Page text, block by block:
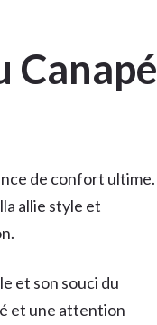
Canapé
de confort ultime.
allie style et
et son souci du
et une attention